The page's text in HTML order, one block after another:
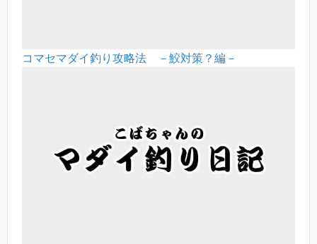
コマセマダイ釣り攻略法 －鮫対策？編－